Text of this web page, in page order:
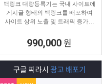
백링크 대량등록기는 국내 사이트에
게시글 형태의 백링크를 배포하여
사이트 상위 노출 및 트래픽 증가에
990,000 원
구글 찌라시 광고 배포기